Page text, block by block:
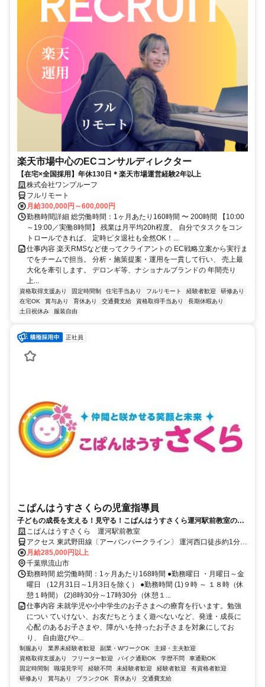
楽天市場中心のECコンサルディレクター
【在宅×全国採用】年休130日＊楽天市場運営経験2年以上
株式会社ワンプルーフ
フルリモート
月給300,000円～600,000円
勤務時間詳細 総労働時間：1ヶ月あたり160時間 〜 200時間 【10:00
～19:00／実働8時間】 残業は月平均20h程度。 自分でタスクをコン
トロールできれば、 定時ピタ退社も全然OK！...
仕事内容 楽天RMSなど使ってクライアントの EC戦略立案から実行ま
でをチームで担当。 分析・施策提案・運用を一貫して行い、 売上最
大化を牽引します。 デロンギ等、ナショナルブランドの 年間売り
上...
資格取得支援あり 固定時間制 住宅手当あり フルリモート 経験者歓迎
研修あり
在宅OK
賞与あり 育休あり 交通費支給 資格取得手当あり
長期休暇あり
土日祝休み
服装自由
正社員
こぱんはうすさくらの児童指導員
子どもの成長を支える！見守る！こぱんはうすさくら運河駅前教室の求
人募集♪
こぱんはうすさくら 運河駅前教室
アクセス 東武野田線〔アーバンパークライン〕 運河西口徒歩約1分、
東武野田線〔アーバンパークライン〕 江戸川台西口徒歩約26分、東
武野田線〔アーバンパークライン〕 梅郷西口徒歩約31分
月給285,000円以上
千葉県流山市
勤務時間 総労働時間：1ヶ月あたり168時間 ●勤務曜日 ・月曜日～金
曜日 （12月31日～1月3日を除く） ●勤務時間 (1)９時 ～ １８時（休
憩１時間） (2)8時30分～17時30分（休憩１...
仕事内容 未就学児や小中学生のお子さまへの療育を行います。勉強
につい ていけない、お友だちとうまく遊べないなど、発達・成長に
心配 のあるお子さまや、障がいを持ったお子さまを対象にしてお
り、 自由遊びや...
制服あり 業界未経験者歓迎 副業・WワークOK
主婦・主夫歓迎
資格取得支援あり
フリーター歓迎 バイク通勤OK 学歴不問
車通勤OK
固定時間制
職場見学可 経験不問 未経験者歓迎 経験者歓迎
有資格者歓迎
研修あり
賞与あり ブランクOK 育休あり 交通費支給